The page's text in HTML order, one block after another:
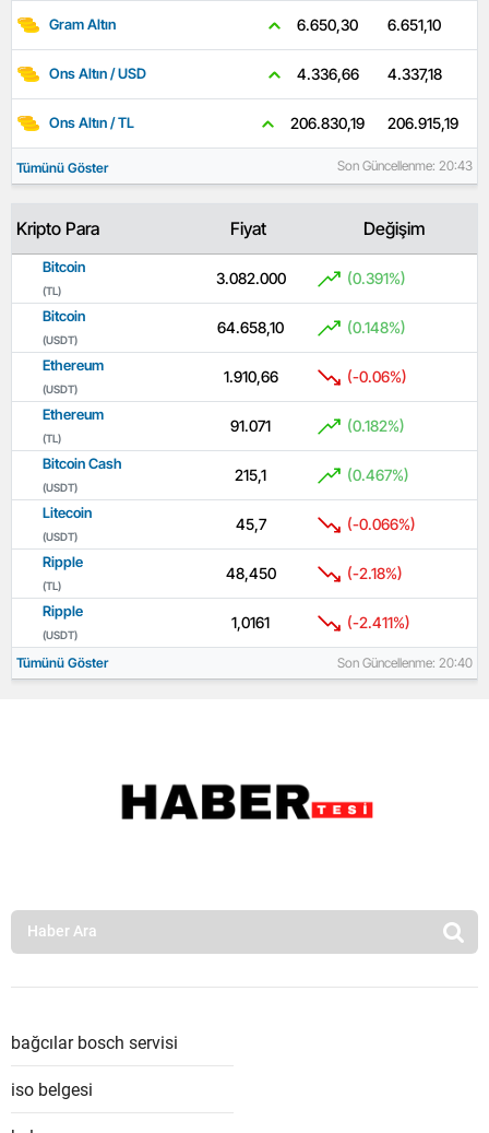
Gram Altın 6.650,30 6.651,10
Ons Altın / USD 4.336,66 4.337,18
Ons Altın / TL 206.830,19 206.915,19
Tümünü Göster Son Güncellenme: 20:43
Kripto Para Fiyat Değişim
Bitcoin
(TL)
3.082.000 (0.391%)
Bitcoin
(USDT)
64.658,10 (0.148%)
Ethereum
(USDT)
1.910,66 (-0.06%)
Ethereum
(TL)
91.071 (0.182%)
Bitcoin Cash
(USDT)
215,1 (0.467%)
Litecoin
(USDT)
45,7 (-0.066%)
Ripple
(TL)
48,450 (-2.18%)
Ripple
(USDT)
1,0161 (-2.411%)
Tümünü Göster Son Güncellenme: 20:40
bağcılar bosch servisi
iso belgesi